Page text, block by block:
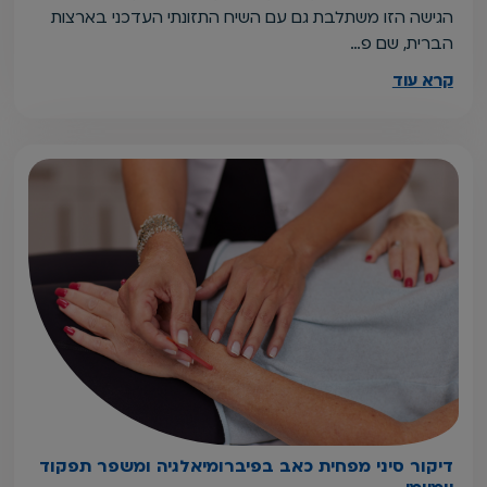
הגישה הזו משתלבת גם עם השיח התזונתי העדכני בארצות
הברית, שם פ…
קרא עוד
דיקור סיני מפחית כאב בפיברומיאלגיה ומשפר תפקוד